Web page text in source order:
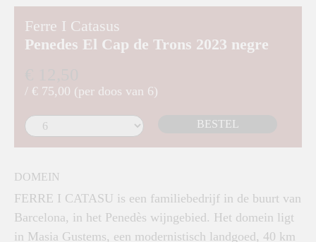
Ferre I Catasus
Penedes El Cap de Trons 2023 negre
/ € 75,00 (per doos van 6)
BESTEL
DOMEIN
FERRE I CATASU is een familiebedrijf in de buurt van
Barcelona, in het Penedès wijngebied. Het domein ligt
in Masia Gustems, een modernistisch landgoed, 40 km